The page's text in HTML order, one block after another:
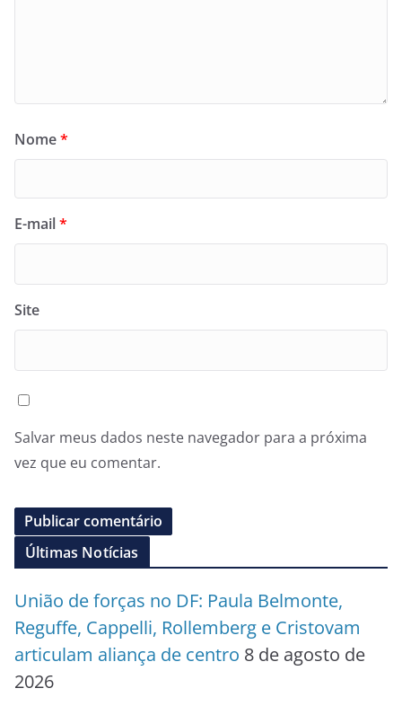
Nome*
E-mail*
Site
Salvar meus dados neste navegador para a próxima
vez que eu comentar.
Últimas Notícias
União de forças no DF: Paula Belmonte,
Reguffe, Cappelli, Rollemberg e Cristovam
articulam aliança de centro 8 de agosto de
2026